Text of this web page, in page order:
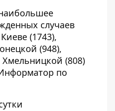
случаев
(1743),
(948),
(808)
по